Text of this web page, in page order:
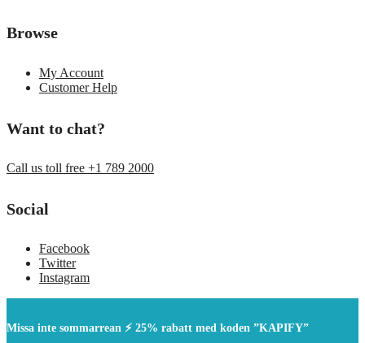
Browse
My Account
Customer Help
Want to chat?
Call us toll free +1 789 2000
Social
Facebook
Twitter
Instagram
Missa inte sommarrean ⚡ 25% rabatt med koden ”KAPIFY”